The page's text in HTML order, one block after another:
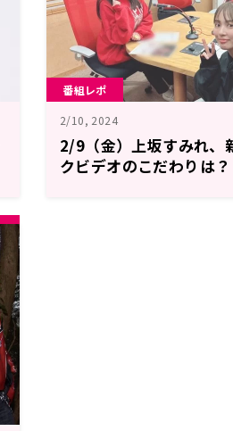
番組レポ
2/10, 2024
2/9（金）上坂すみれ、
クビデオのこだわりは